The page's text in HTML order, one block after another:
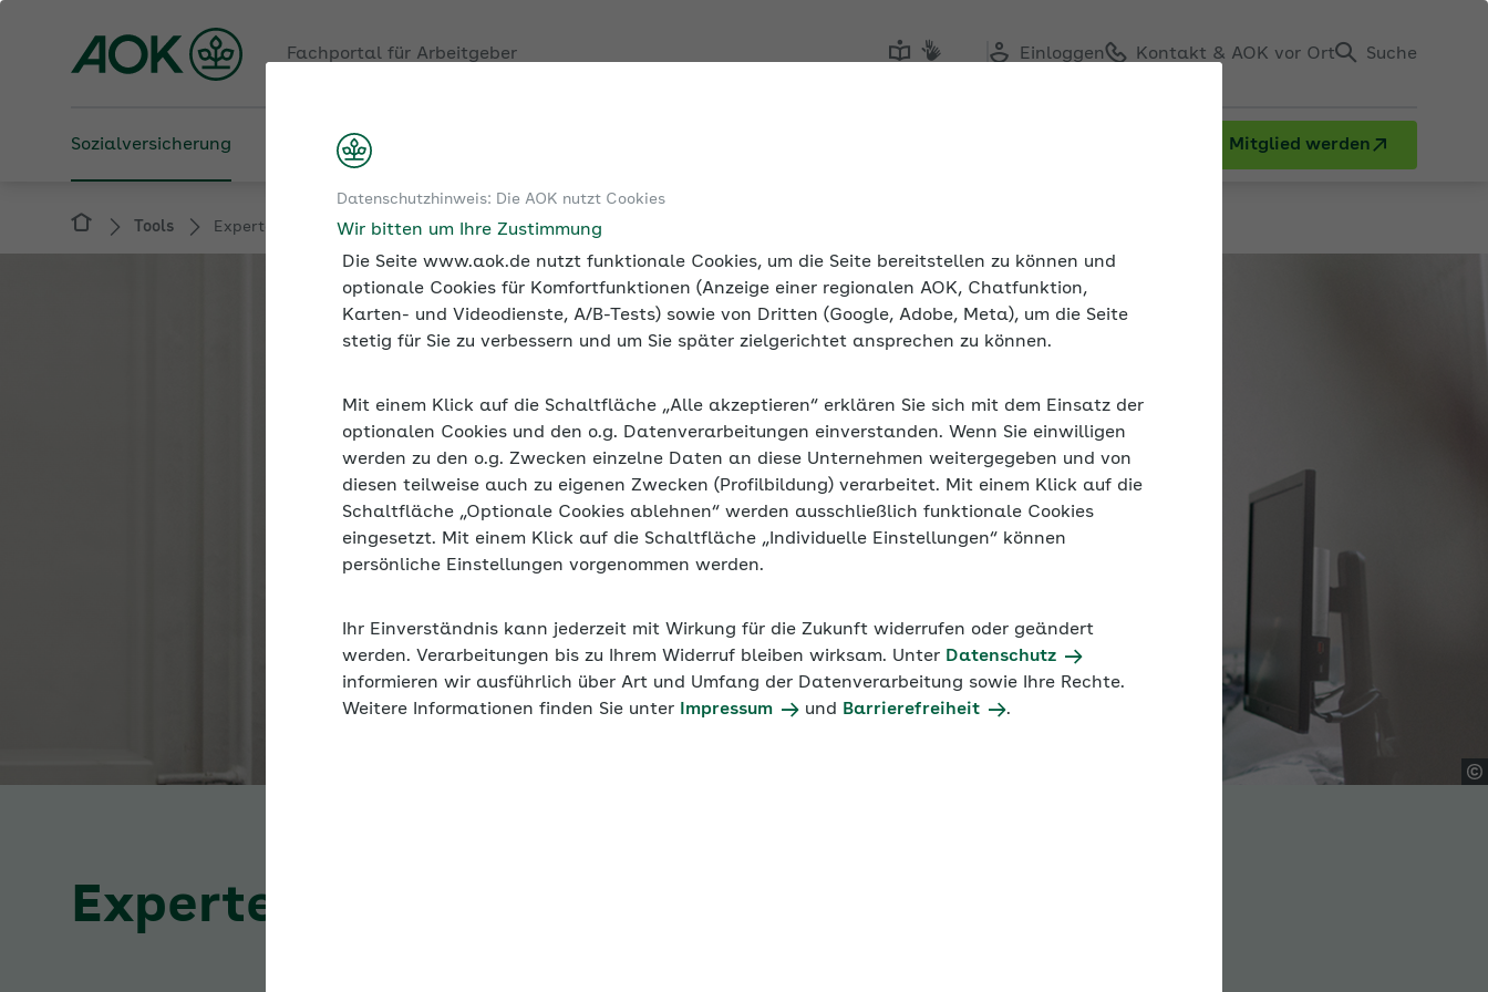
Datenschutzhinweis: Die AOK nutzt Cookies
Wir bitten um Ihre Zustimmung
Die Seite www.aok.de nutzt funktionale Cookies, um die Seite bereitstellen zu können und
optionale Cookies für Komfortfunktionen (Anzeige einer regionalen AOK, Chatfunktion,
Karten- und Videodienste, A/B-Tests) sowie von Dritten (Google, Adobe, Meta), um die Seite
stetig für Sie zu verbessern und um Sie später zielgerichtet ansprechen zu können.
Mit einem Klick auf die Schaltfläche „Alle akzeptieren“ erklären Sie sich mit dem Einsatz der
optionalen Cookies und den o.g. Datenverarbeitungen einverstanden. Wenn Sie einwilligen
werden zu den o.g. Zwecken einzelne Daten an diese Unternehmen weitergegeben und von
diesen teilweise auch zu eigenen Zwecken (Profilbildung) verarbeitet. Mit einem Klick auf die
Schaltfläche „Optionale Cookies ablehnen“ werden ausschließlich funktionale Cookies
eingesetzt. Mit einem Klick auf die Schaltfläche „Individuelle Einstellungen“ können
persönliche Einstellungen vorgenommen werden.
Ihr Einverständnis kann jederzeit mit Wirkung für die Zukunft widerrufen oder geändert
werden. Verarbeitungen bis zu Ihrem Widerruf bleiben wirksam. Unter Datenschutz
informieren wir ausführlich über Art und Umfang der Datenverarbeitung sowie Ihre Rechte.
Weitere Informationen finden Sie unter
Impressum und Barrierefreiheit .
Fachportal für Arbeitgeber Einloggen Kontakt & AOK vor Ort Suche
Sozialversicherung Betriebliche Gesundheit Mitglied werden
Tools Expertenforum
Expertenforum